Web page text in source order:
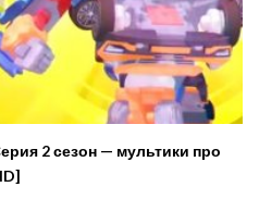
2 сезон — мультики про